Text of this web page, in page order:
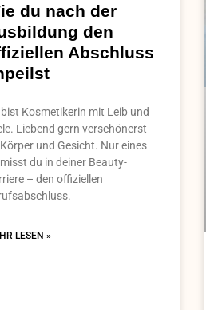
du nach der
den
Abschluss
bist Kosmetikerin mit Leib und
Liebend gern verschönerst
und Gesicht. Nur eines
du in deiner Beauty-
– den offiziellen
LESEN »